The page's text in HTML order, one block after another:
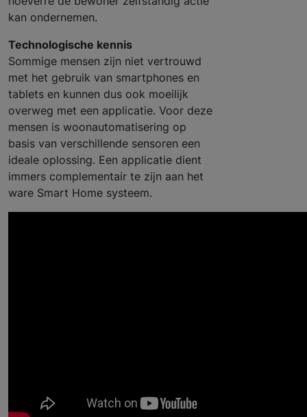
kan ondernemen.
Technologische kennis
Sommige mensen zijn niet vertrouwd
met het gebruik van smartphones en
tablets en kunnen dus ook moeilijk
overweg met een applicatie. Voor deze
mensen is woonautomatisering op
basis van verschillende sensoren een
ideale oplossing. Een applicatie dient
immers complementair te zijn aan het
ware Smart Home systeem.